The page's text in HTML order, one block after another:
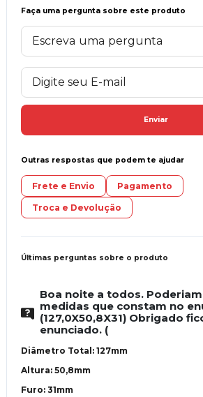
Faça uma pergunta sobre este produto
Enviar
Outras respostas que podem te ajudar
Frete e Envio Pagamento
Troca e Devolução
Últimas perguntas sobre o produto
Boa noite a todos.
medidas que constam no
(127,0X50,8X31) Obrigado
enunciado. (
Diâmetro Total: 127mm
Altura: 50,8mm
Furo: 31mm